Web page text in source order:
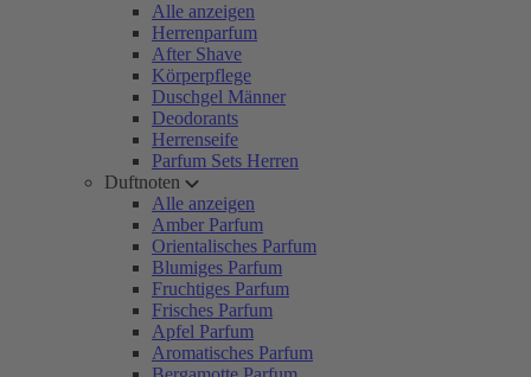
Alle anzeigen
Herrenparfum
After Shave
Körperpflege
Duschgel Männer
Deodorants
Herrenseife
Parfum Sets Herren
Duftnoten
Alle anzeigen
Amber Parfum
Orientalisches Parfum
Blumiges Parfum
Fruchtiges Parfum
Frisches Parfum
Apfel Parfum
Aromatisches Parfum